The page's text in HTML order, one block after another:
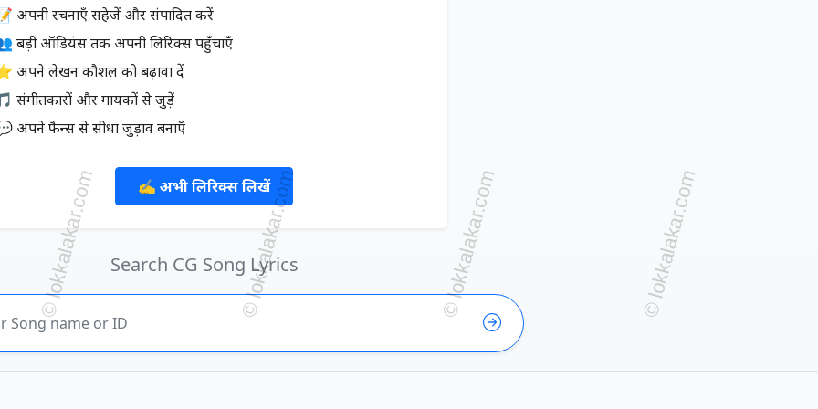
अपनी रचनाएँ सहेजें और संपादित करें
बड़ी ऑडियंस तक अपनी लिरिक्स पहुँचाएँ
अपने लेखन कौशल को बढ़ावा दें
संगीतकारों और गायकों से जुड़ें
अपने फैन्स से सीधा जुड़ाव बनाएँ
✍️ अभी लिरिक्स लिखें
Search CG Song Lyrics